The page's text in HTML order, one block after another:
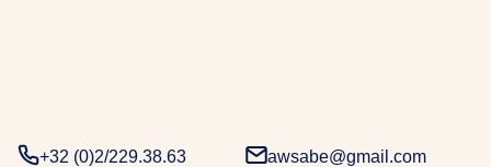
+32 (0)2/229.38.63 awsabe@gmail.com